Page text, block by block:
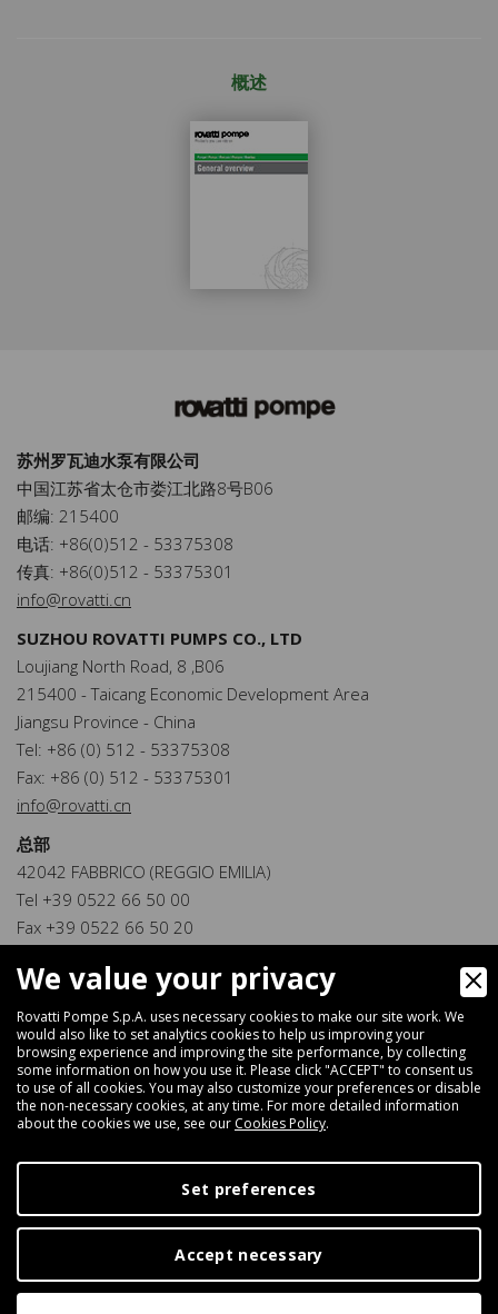
概述
苏州罗瓦迪水泵有限公司
中国江苏省太仓市娄江北路8号B06
邮编: 215400
电话: +86(0)512 - 53375308
传真: +86(0)512 - 53375301
info@rovatti.cn
SUZHOU ROVATTI PUMPS CO., LTD
Loujiang North Road, 8 ,B06
215400 - Taicang Economic Development Area
Jiangsu Province - China
Tel: +86 (0) 512 - 53375308
Fax: +86 (0) 512 - 53375301
info@rovatti.cn
总部
42042 FABBRICO (REGGIO EMILIA)
Tel +39 0522 66 50 00
Fax +39 0522 66 50 20
www.rovatti.it
Digital Marketing
We value your privacy
Rovatti Pompe S.p.A. uses necessary cookies to make our site work. We
would also like to set analytics cookies to help us improving your
browsing experience and improving the site performance, by collecting
some information on how you use it. Please click "ACCEPT" to consent us
to use of all cookies. You may also customize your preferences or disable
the non-necessary cookies, at any time. For more detailed information
about the cookies we use, see our Cookies Policy.
Set preferences
Accept necessary